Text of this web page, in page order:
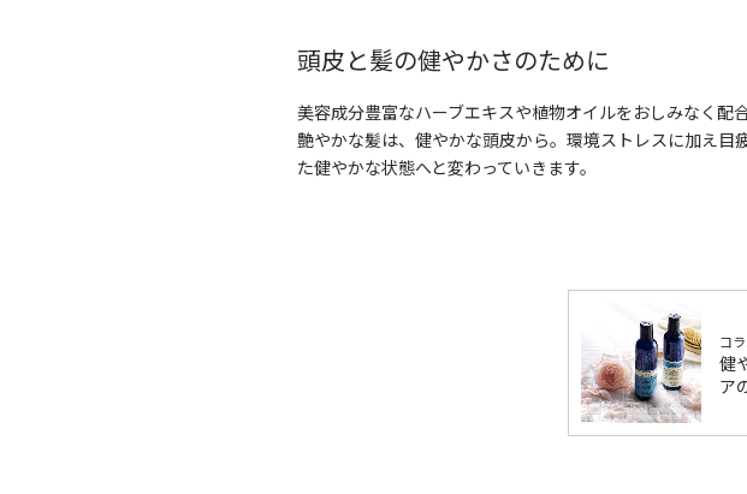
頭皮と髪の健やかさのために
美容成分豊富なハーブエキスや植物オイルをおしみなく配合
艶やかな髪は、健やかな頭皮から。環境ストレスに加え
た健やかな状態へと変わっていきます。
コ
健
ア